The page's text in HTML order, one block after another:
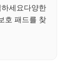
세요다양한
호 패드를 찾